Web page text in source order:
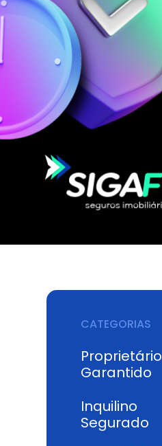
CATEGORIAS
Proprietário
Garantido
Inquilino
Segurado